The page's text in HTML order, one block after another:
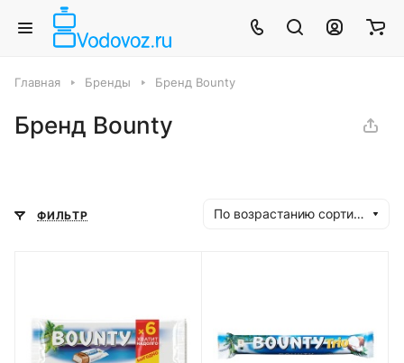
Главная Бренды Бренд Bounty
Бренд Bounty
ФИЛЬТР По возрастанию сортировки